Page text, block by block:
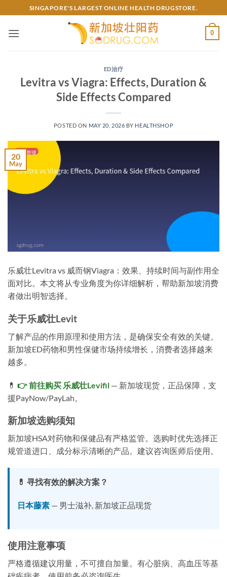
to
content
SINGAPORE'S LARGEST ONLINE HEALTH DRUGSTORE.
0
ED治疗
Levitra vs Viagra: Effects, Duration &
Side Effects Compared
POSTED ON MAY 20, 2026 BY HEALTHSHOP
20
May
乐威壮Levitra vs 威而钢Viagra：效果、持续时间与副作用全
面对比。本文将从专业角度为你详细解析，帮助新加坡消费
者做出明智选择。
关于乐威壮Levit
了解产品的作用原理和使用方法，是确保安全有效的关键。
新加坡ED药物和男性保健市场持续增长，消费者选择越来
越多。
💊 👉 前往购买 乐威壮Levifil — 新加坡现货，正品保障，支
援PayNow/PayLah。
新加坡选购须知
新加坡HSA对药物和保健品有严格监管。选购时优先选择正
规管道进口、成分标示清晰的产品。建议咨询医师后使用。
💊 寻找有效的解决方案？
日本藤素 — 男士滋补, 新加坡正品现货
使用注意事项
严格遵循建议用量，不可擅自加量。有心脏病、高血压等基